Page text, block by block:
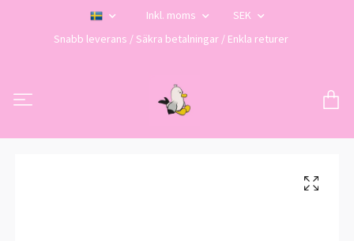
Inkl. moms
SEK
Snabb leverans / Säkra betalningar / Enkla returer